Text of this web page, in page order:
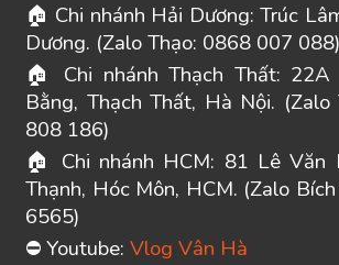
🏠 Chi nhánh Hải Dương: Trúc
Dương. (Zalo Thạo: 0868 007 088)
🏠 Chi nhánh Thạch Thất:
Bằng, Thạch Thất, Hà Nội. (Zalo
808 186)
🏠
Chi nhánh HCM: 81 Lê Văn
Thạnh, Hóc Môn, HCM. (Zalo
6565)
⛔ Youtube: Vlog Vân Hà